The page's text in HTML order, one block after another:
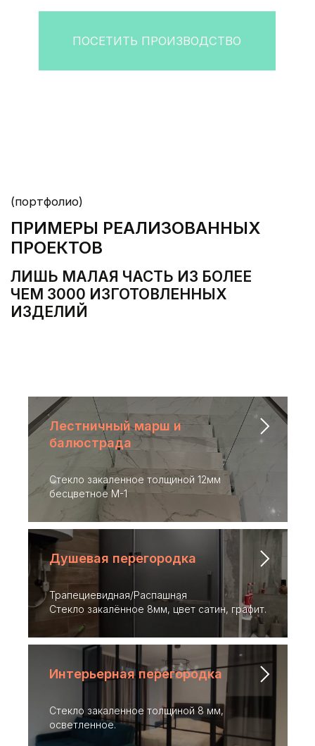
Лестничный марш и
балюстрада
Стекло закаленное толщиной 12мм
бесцветное М-1
Душевая перегородка
Трапециевидная/Распашная
Стекло закалённое 8мм, цвет сатин, графит.
Интерьерная перегородка
Стекло закаленное толщиной 8 мм,
осветленное.
ЗАКАЗАТЬ УСЛУГУ
(почему мы)